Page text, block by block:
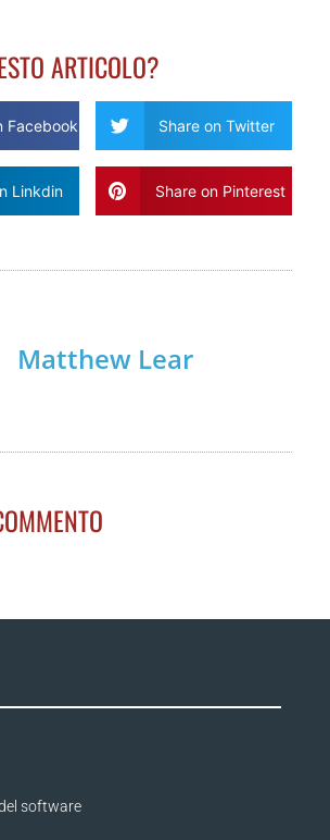
ARTICOLO?
Facebook Share on Twitter
Linkdin Share on Pinterest
Matthew Lear
software